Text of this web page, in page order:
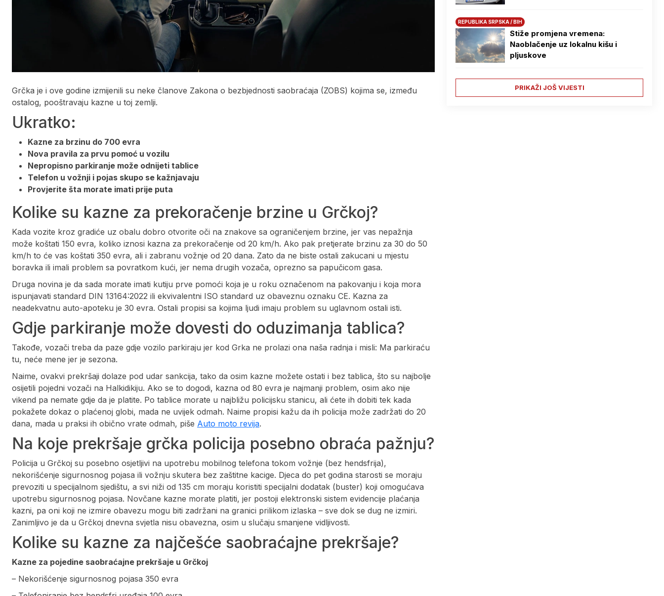
Grčka je i ove godine izmijenili su neke članove Zakona o bezbjednosti saobraćaja (ZOBS) kojima se, između
ostalog, pooštravaju kazne u toj zemlji.
Ukratko:
Kazne za brzinu do 700 evra
Nova pravila za prvu pomoć u vozilu
Nepropisno parkiranje može odnijeti tablice
Telefon u vožnji i pojas skupo se kažnjavaju
Provjerite šta morate imati prije puta
Kolike su kazne za prekoračenje brzine u Grčkoj?
Kada vozite kroz gradiće uz obalu dobro otvorite oči na znakove sa ograničenjem brzine, jer vas nepažnja
može koštati 150 evra, koliko iznosi kazna za prekoračenje od 20 km/h. Ako pak pretjerate brzinu za 30 do 50
km/h to će vas koštati 350 evra, ali i zabranu vožnje od 20 dana. Zato da ne biste ostali zakucani u mjestu
boravka ili imali problem sa povratkom kući, jer nema drugih vozača, oprezno sa papučicom gasa.
Druga novina je da sada morate imati kutiju prve pomoći koja je u roku označenom na pakovanju i koja mora
ispunjavati standard DIN 13164:2022 ili ekvivalentni ISO standard uz obaveznu oznaku CE. Kazna za
neadekvatnu auto-apoteku je 30 evra. Ostali propisi sa kojima ljudi imaju problem su uglavnom ostali isti.
Gdje parkiranje može dovesti do oduzimanja tablica?
Takođe, vozači treba da paze gdje vozilo parkiraju jer kod Grka ne prolazi ona naša radnja i misli: Ma parkiraću
tu, neće mene jer je sezona.
Naime, ovakvi prekršaji dolaze pod udar sankcija, tako da osim kazne možete ostati i bez tablica, što su najbolje
osijetili pojedni vozači na Halkidikiju. Ako se to dogodi, kazna od 80 evra je najmanji problem, osim ako nije
vikend pa nemate gdje da je platite. Po tablice morate u najbližu policijsku stanicu, ali ćete ih dobiti tek kada
pokažete dokaz o plaćenoj globi, mada ne uvijek odmah. Naime propisi kažu da ih policija može zadržati do 20
dana, mada u praksi ih obično vrate odmah, piše Auto moto revija.
Na koje prekršaje grčka policija posebno obraća pažnju?
Policija u Grčkoj su posebno osjetljivi na upotrebu mobilnog telefona tokom vožnje (bez hendsfrija),
nekorišćenje sigurnosnog pojasa ili vožnju skutera bez zaštitne kacige. Djeca do pet godina starosti se moraju
prevoziti u specijalnom sjedištu, a svi niži od 135 cm moraju koristiti specijalni dodatak (buster) koji omogućava
upotrebu sigurnosnog pojasa. Novčane kazne morate platiti, jer postoji elektronski sistem evidencije plaćanja
kazni, pa oni koji ne izmire obavezu mogu biti zadržani na granici prilikom izlaska – sve dok se dug ne izmiri.
Zanimljivo je da u Grčkoj dnevna svjetla nisu obavezna, osim u slučaju smanjene vidljivosti.
Kolike su kazne za najčešće saobraćajne prekršaje?
Kazne za pojedine saobraćajne prekršaje u Grčkoj
– Nekorišćenje sigurnosnog pojasa 350 evra
REPUBLIKA SRPSKA / BIH
Stiže promjena vremena:
Naoblačenje uz lokalnu kišu i
pljuskove
PRIKAŽI JOŠ VIJESTI